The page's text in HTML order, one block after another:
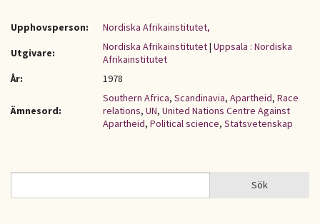
Upphovsperson:
Nordiska Afrikainstitutet,
Utgivare:
Nordiska Afrikainstitutet| Uppsala : Nordiska
Afrikainstitutet
År:
1978
Ämnesord:
Southern Africa, Scandinavia, Apartheid, Race
relations, UN, United Nations Centre Against
Apartheid, Political science, Statsvetenskap
SÖKFORMULÄR Sök